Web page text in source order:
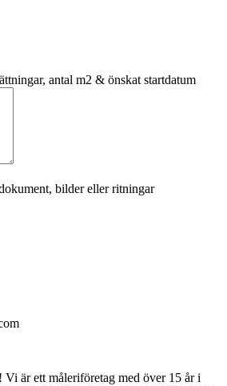
antal m2 & önskat startdatum
bilder eller ritningar
är ett måleriföretag med över 15 år i